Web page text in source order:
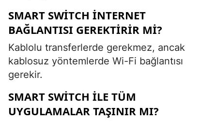
SMART SWITCH INTERNET
BAĞLANTISI GEREKTIRIR MI?
Kablolu transferlerde gerekmez, ancak
kablosuz yöntemlerde Wi-Fi bağlantısı
gerekir.
SMART SWITCH ILE TÜM
UYGULAMALAR TAŞINIR MI?